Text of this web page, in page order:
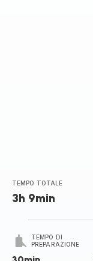
TEMPO TOTALE
3h 9min
TEMPO DI
PREPARAZIONE